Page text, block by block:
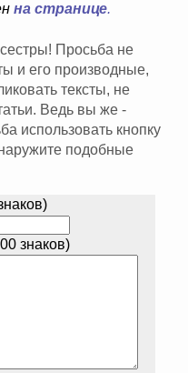
на странице.
Просьба не
и его производные,
тексты, не
Ведь вы же -
использовать кнопку
подобные
знаков)